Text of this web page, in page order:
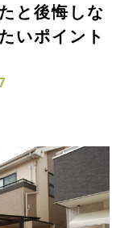
と後悔しな
いポイント